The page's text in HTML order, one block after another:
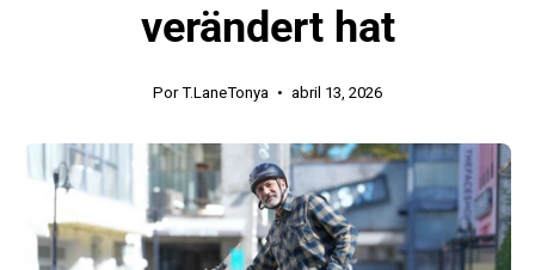
verändert hat
Por T.LaneTonya abril 13, 2026